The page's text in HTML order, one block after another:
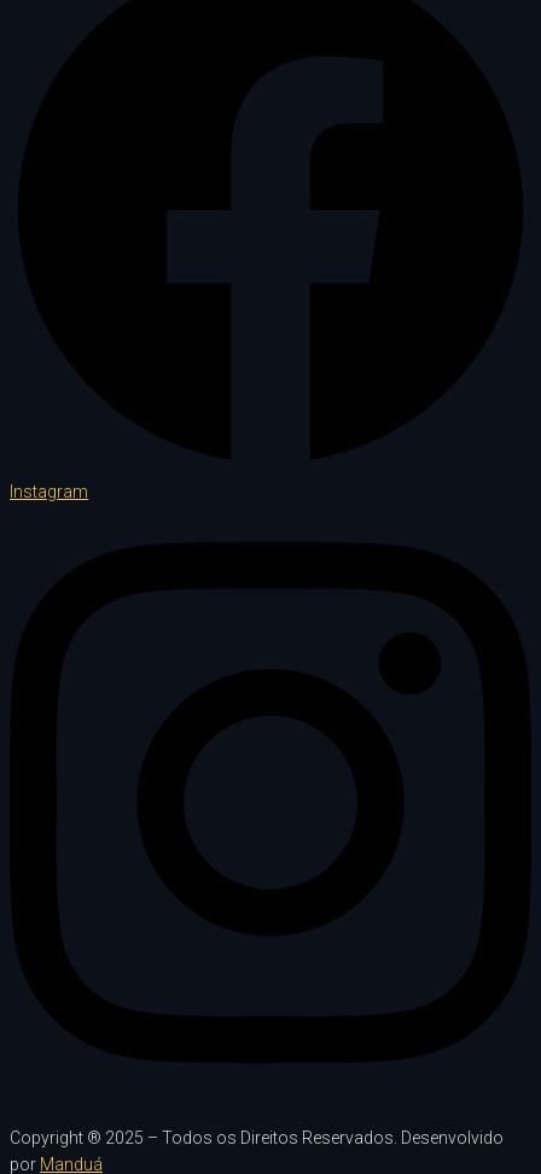
Instagram
Copyright ® 2025 – Todos os Direitos Reservados. Desenvolvido
por Manduá